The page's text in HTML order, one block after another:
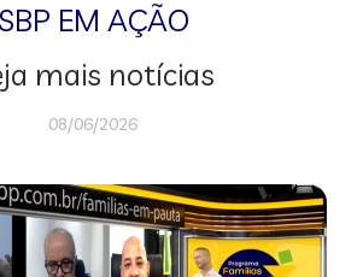
SBP EM AÇÃO
mais notícias
08/06/2026